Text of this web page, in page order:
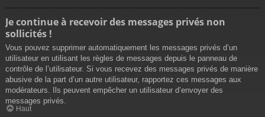
Je continue à recevoir des messages privés non
sollicités !
Vous pouvez supprimer automatiquement les messages privés d’un
utilisateur en utilisant les règles de messages depuis le panneau de
contrôle de l’utilisateur. Si vous recevez des messages privés de manière
abusive de la part d’un autre utilisateur, rapportez ces messages aux
modérateurs. Ils peuvent empêcher un utilisateur d’envoyer des
messages privés.
Haut